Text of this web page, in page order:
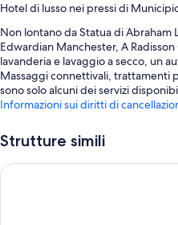
Hotel di lusso nei pressi di
Non lontano da Statua di Abraham
Edwardian Manchester, A
lavanderia e lavaggio a secco, un
Massaggi connettivali, trattamenti
sono solo alcuni dei servizi
Manchester, il centro benessere
pranzo, la cena e un menu per
tramite il Wi-Fi gratuito in camera e
includono una palestra e una sauna.
Informazioni sui diritti di
Strutture simili
Manchester Marriott Hotel